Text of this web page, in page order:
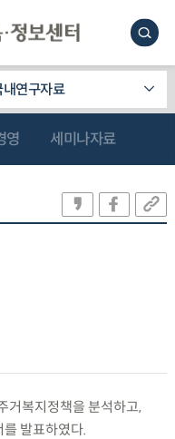
내연구자료
영 세미나자료
거복지정책을 분석하고,
발표하였다.